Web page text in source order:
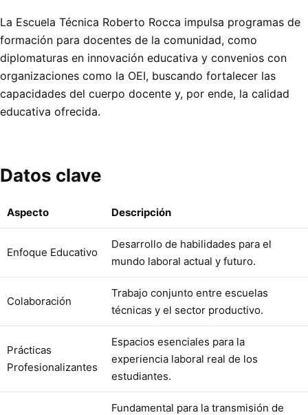
La Escuela Técnica Roberto Rocca impulsa programas de
formación para docentes de la comunidad, como
diplomaturas en innovación educativa y convenios con
organizaciones como la OEI, buscando fortalecer las
capacidades del cuerpo docente y, por ende, la calidad
educativa ofrecida.
Datos clave
Aspecto Descripción
Enfoque Educativo
Desarrollo de habilidades para el
mundo laboral actual y futuro.
Colaboración
Trabajo conjunto entre escuelas
técnicas y el sector productivo.
Prácticas
Profesionalizantes
Espacios esenciales para la
experiencia laboral real de los
estudiantes.
Fundamental para la transmisión de